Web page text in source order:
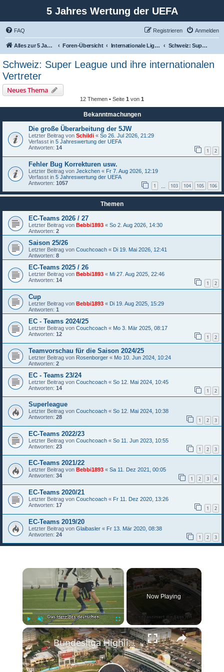
5 Jahres Wertung der UEFA
FAQ Anmelden
Registrieren
Alles zur 5 Jahreswertung / Tabelle der UEFA mit vielen Statistiken. Foren-Übersicht Internationale Ligen und ihre Vertreter Schweiz: Super League und ihre internationalen Vertreter
Schweiz: Super League und ihre internationalen
Vertreter
Neues Thema
12 Themen • Seite 1 von 1
Bekanntmachungen
Die große Überarbeitung der 5JW
Letzter Beitrag von Schildi « So 26. Jul 2026, 21:29
Verfasst in 5 Jahreswertung der UEFA
Antworten: 14 1 2
Fehler Bug Korrekturen usw.
Letzter Beitrag von Jeckchen « Fr 7. Aug 2026, 12:19
Verfasst in 5 Jahreswertung der UEFA
Antworten: 1057 1 103 104 105 106
Themen
EC-Teams 2026 / 27
Letzter Beitrag von Bebbi1893 « So 2. Aug 2026, 14:30
Antworten: 2
Saison 25/26
Letzter Beitrag von Couchcoach « Di 19. Mai 2026, 12:41
Antworten: 8
EC-Teams 2025 / 26
Letzter Beitrag von Bebbi1893 « Mi 27. Aug 2025, 22:46
Antworten: 14 1 2
Cup
Letzter Beitrag von Bebbi1893 « Di 19. Aug 2025, 15:29
Antworten: 1
EC - Teams 2024/25
Letzter Beitrag von Couchcoach « Mo 3. Mär 2025, 08:17
Antworten: 12 1 2
Teamvorschau für die Saison 2024/25
Letzter Beitrag von Rosenborger « Mo 10. Jun 2024, 10:24
Antworten: 2
EC - Teams 23/24
Letzter Beitrag von Couchcoach « So 12. Mai 2024, 10:45
Antworten: 14 1 2
Superleague
Letzter Beitrag von Couchcoach « So 12. Mai 2024, 10:38
Antworten: 28 1 2 3
EC-Teams 2022/23
Letzter Beitrag von Couchcoach « So 11. Jun 2023, 10:55
Antworten: 23 1 2 3
EC-Teams 2021/22
Letzter Beitrag von Bebbi1893 « Sa 11. Dez 2021, 00:05
Antworten: 34 1 2 3 4
EC-Teams 2020/21
Letzter Beitrag von Couchcoach « Fr 11. Dez 2020, 13:26
Antworten: 17 1 2
EC-Teams 2019/20
Letzter Beitrag von Glaibasler « Fr 13. Mär 2020, 08:38
Antworten: 24 1 2 3
×
Play Unmute Fullscreen
Now Playing
×
Bundesliga Highlights: Spannung pur in der deutschen Fußballliga